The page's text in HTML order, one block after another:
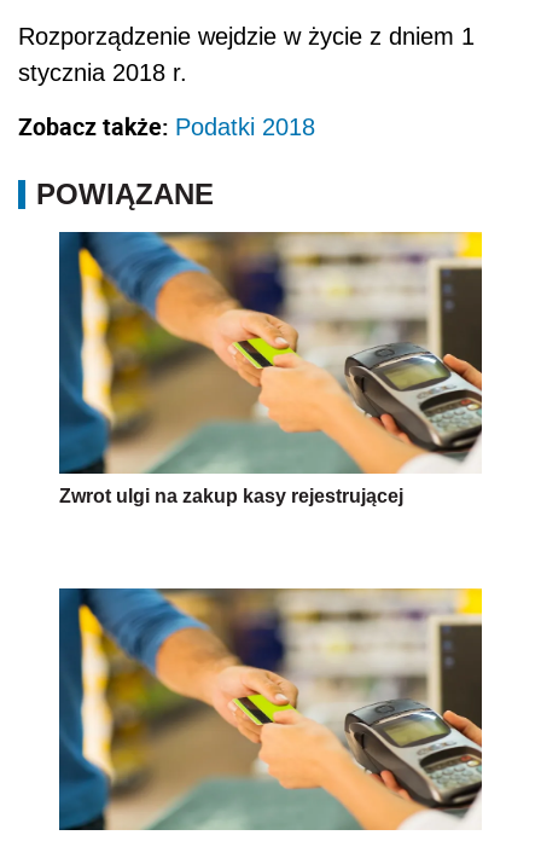
Rozporządzenie wejdzie w życie z dniem 1
stycznia 2018 r.
Zobacz także: Podatki 2018
POWIĄZANE
Zwrot ulgi na zakup kasy rejestrującej